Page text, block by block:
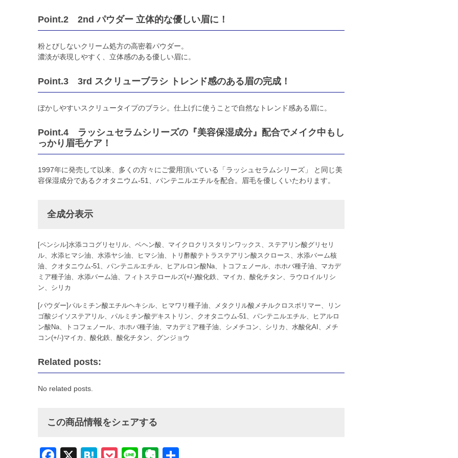
Point.2 2nd パウダー 立体的な優しい眉に！
粉とびしないクリーム処方の高密着パウダー。
濃淡が表現しやすく、立体感のある優しい眉に。
Point.3 3rd スクリューブラシ トレンド感のある眉の完成！
ぼかしやすいスクリュータイプのブラシ。仕上げに使うことで自然なトレンド感ある眉に。
Point.4 ラッシュセラムシリーズの『美容保湿成分』配合でメイク中もし
っかり眉毛ケア！
1997年に発売して以来、多くの方々にご愛用頂いている「ラッシュセラムシリーズ」 と同じ美
容保湿成分であるクオタニウム-51、パンテニルエチルを配合。眉毛を優しくいたわります。
全成分表示
[ペンシル]水添ココグリセリル、ベヘン酸、マイクロクリスタリンワックス、ステアリン酸グリセリ
ル、水添ヒマシ油、水添ヤシ油、ヒマシ油、トリ酢酸テトラステアリン酸スクロース、水添バーム核
油、クオタニウム-51、パンテニルエチル、ヒアルロン酸Na、トコフェノール、ホホバ種子油、マカデ
ミア種子油、水添バーム油、フィトステロールズ(+/-)酸化鉄、マイカ、酸化チタン、ラウロイルリシ
ン、シリカ
[パウダー]パルミチン酸エチルヘキシル、ヒマワリ種子油、メタクリル酸メチルクロスポリマー、リン
ゴ酸ジイソステアリル、パルミチン酸デキストリン、クオタニウム-51、パンテニルエチル、ヒアルロ
ン酸Na、トコフェノール、ホホバ種子油、マカデミア種子油、シメチコン、シリカ、水酸化AI、メチ
コン(+/-)マイカ、酸化鉄、酸化チタン、グンジョウ
Related posts:
No related posts.
この商品情報をシェアする